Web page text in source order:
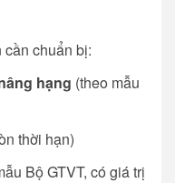
chuẩn bị:
hạng (theo mẫu
thời hạn)
Bộ GTVT, có giá trị